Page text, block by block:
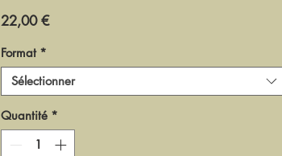
22,00 €Prix
Format *
Sélectionner
Quantité *